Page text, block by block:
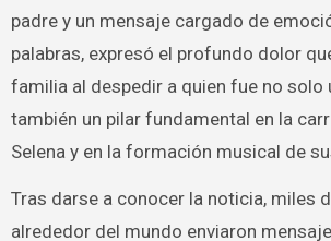
padre y un mensaje cargado de
palabras, expresó el profundo dolor
familia al despedir a quien fue no solo
también un pilar fundamental en la
Selena y en la formación musical de
Tras darse a conocer la noticia, miles
alrededor del mundo enviaron